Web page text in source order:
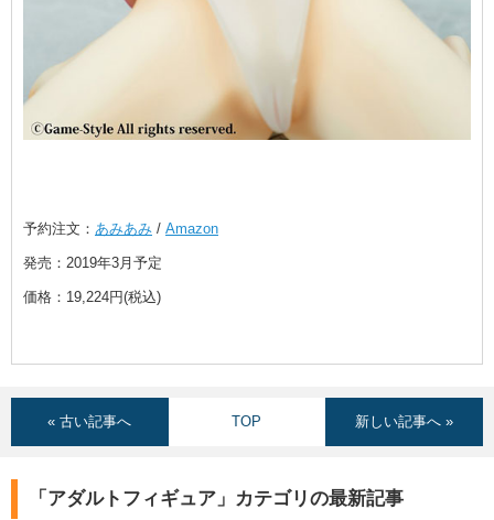
予約注文： あみあみ / Amazon
発売：2019年3月予定
価格：19,224円(税込)
« 古い記事へ TOP 新しい記事へ »
「アダルトフィギュア」カテゴリの最新記事